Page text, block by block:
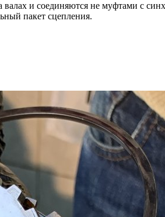
и соединяются не муфтами с
пакет сцепления.